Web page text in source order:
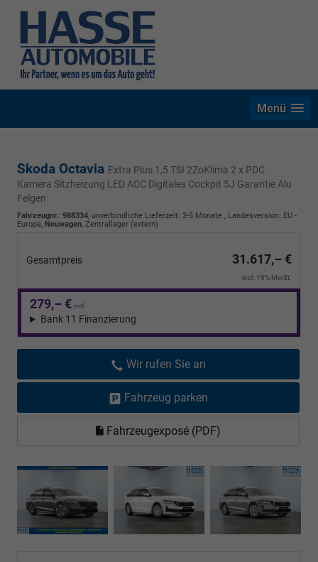
Menü
Skoda Octavia Extra Plus 1,5 TSI 2ZoKlima 2 x PDC
Kamera Sitzheizung LED ACC Digitales Cockpit 5J Garantie Alu
Felgen
Fahrzeugnr.: 988334, unverbindliche Lieferzeit: 3-5 Monate , Landesversion: EU -
Europa, Neuwagen, Zentrallager (extern)
Gesamtpreis 31.617,– €
incl. 19% MwSt.
279,– € mtl.
Bank 11 Finanzierung
Wir rufen Sie an
Fahrzeug parken
Fahrzeugexposé (PDF)